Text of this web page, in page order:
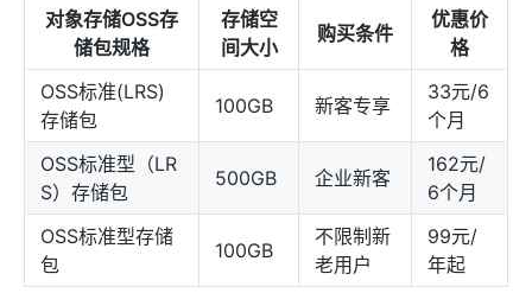
对象存储OSS存
储包规格
存储空
间大小
购买条件
优惠价
格
OSS标准(LRS)
存储包
100GB 新客专享
33元/6
个月
OSS标准型（LR
S）存储包
500GB 企业新客
162元/
6个月
OSS标准型存储
包
100GB
不限制新
老用户
99元/
年起